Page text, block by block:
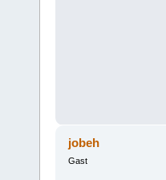
jobeh
Gast